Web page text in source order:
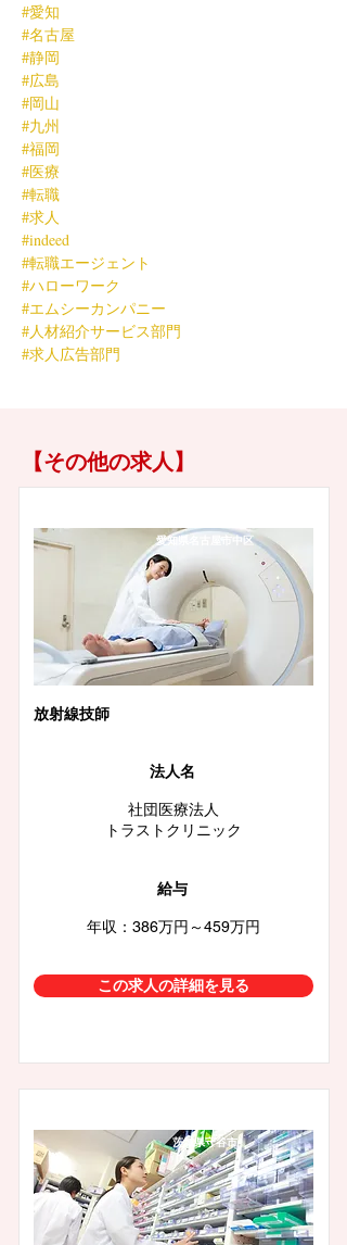
#愛知
#名古屋
#静岡
#広島
#岡山
#九州
#福岡
#医療
#転職
#求人
#indeed
#転職エージェント
#ハローワーク
#エムシーカンパニー
#人材紹介サービス部門
#求人広告部門
【その他の求人】
愛知県名古屋市中区
放射線技師
法人名
社団医療法人
トラストクリニック
給与
年収：386万円～459万円
この求人の詳細を見る
茨城県守谷市